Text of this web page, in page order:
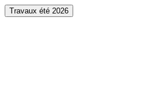
Travaux été 2026